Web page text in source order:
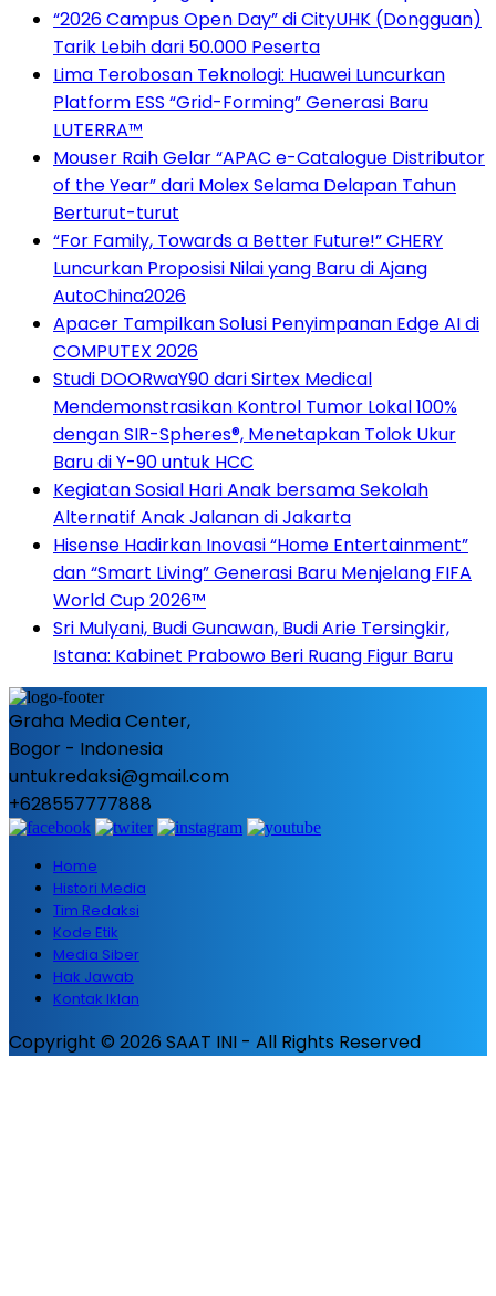
“2026 Campus Open Day” di CityUHK (Dongguan)
Tarik Lebih dari 50.000 Peserta
Lima Terobosan Teknologi: Huawei Luncurkan
Platform ESS “Grid-Forming” Generasi Baru
LUTERRA™
Mouser Raih Gelar “APAC e-Catalogue Distributor
of the Year” dari Molex Selama Delapan Tahun
Berturut-turut
“For Family, Towards a Better Future!” CHERY
Luncurkan Proposisi Nilai yang Baru di Ajang
AutoChina2026
Apacer Tampilkan Solusi Penyimpanan Edge AI di
COMPUTEX 2026
Studi DOORwaY90 dari Sirtex Medical
Mendemonstrasikan Kontrol Tumor Lokal 100%
dengan SIR-Spheres®, Menetapkan Tolok Ukur
Baru di Y-90 untuk HCC
Kegiatan Sosial Hari Anak bersama Sekolah
Alternatif Anak Jalanan di Jakarta
Hisense Hadirkan Inovasi “Home Entertainment”
dan “Smart Living” Generasi Baru Menjelang FIFA
World Cup 2026™
Sri Mulyani, Budi Gunawan, Budi Arie Tersingkir,
Istana: Kabinet Prabowo Beri Ruang Figur Baru
Graha Media Center,
Bogor - Indonesia
untukredaksi@gmail.com
+628557777888
Home
Histori Media
Tim Redaksi
Kode Etik
Media Siber
Hak Jawab
Kontak Iklan
Copyright © 2026 SAAT INI - All Rights Reserved